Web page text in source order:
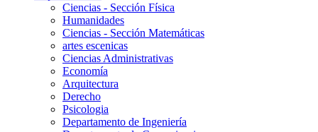
Ciencias - Sección Física
Humanidades
Ciencias - Sección Matemáticas
artes escenicas
Ciencias Administrativas
Economía
Arquitectura
Derecho
Psicologia
Departamento de Ingeniería